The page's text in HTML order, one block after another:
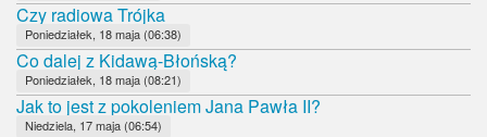
Czy radiowa Trójka
Poniedziałek, 18 maja (06:38)
Co dalej z Kidawą-Błońską?
Poniedziałek, 18 maja (08:21)
Jak to jest z pokoleniem Jana Pawła II?
Niedziela, 17 maja (06:54)